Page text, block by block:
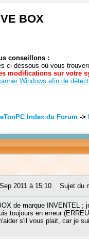
BOX
conseillons :
ci-dessous où vous
modifications sur votre
Windows afin de
Index du Forum ->
2011 à 15:10 Sujet du
de marque INVENTEL ;
toujours en erreur
s'il vous plait, car je